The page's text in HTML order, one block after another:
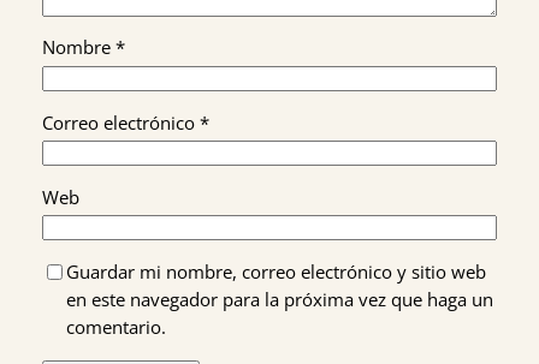
Nombre *
Correo electrónico *
Web
Guardar mi nombre, correo electrónico y sitio web
en este navegador para la próxima vez que haga un
comentario.